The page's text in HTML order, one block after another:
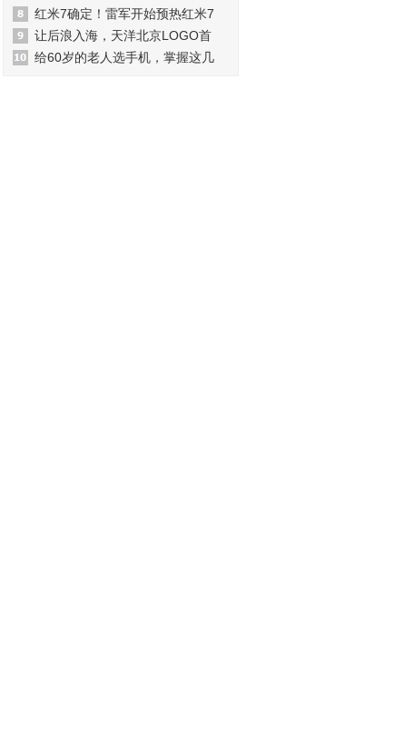
红米7确定！雷军开始预热红米7
让后浪入海，天洋北京LOGO首
给60岁的老人选手机，掌握这几